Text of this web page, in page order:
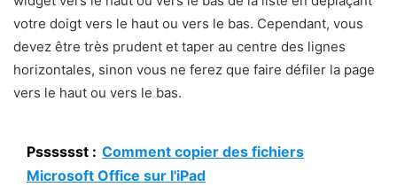
votre doigt vers le haut ou vers le bas. Cependant, vous
devez être très prudent et taper au centre des lignes
horizontales, sinon vous ne ferez que faire défiler la page
vers le haut ou vers le bas.
Psssssst : Comment copier des fichiers
Microsoft Office sur l'iPad